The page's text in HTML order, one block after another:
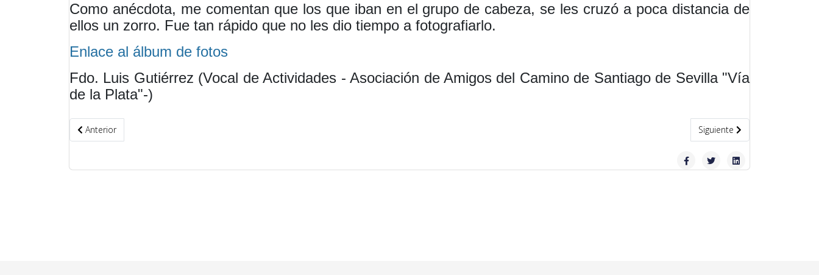
Como anécdota, me comentan que los que iban en el grupo de cabeza, se les cruzó a poca distancia de
ellos un zorro. Fue tan rápido que no les dio tiempo a fotografiarlo.
Enlace al álbum de fotos
Fdo. Luis Gutiérrez (Vocal de Actividades - Asociación de Amigos del Camino de Santiago de Sevilla "Vía
de la Plata"-)
Artículo anterior: Adiós a Tomás de Manjarín, un grande del Camino de Santiago
Anterior Artículo siguiente: Charla-
Siguiente